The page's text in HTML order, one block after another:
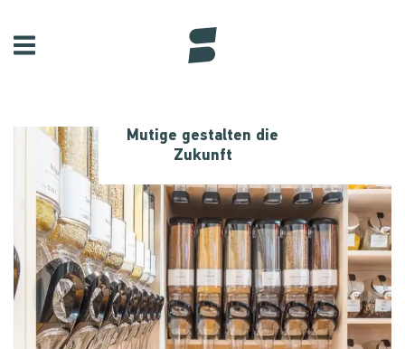
Mutige gestalten die
Zukunft